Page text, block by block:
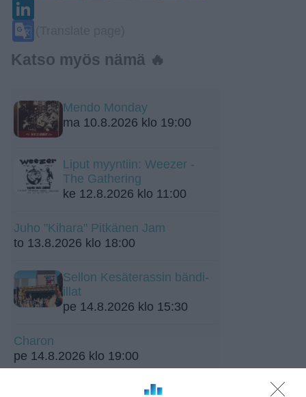
Katso myös nämä 🔥
Mendo Monday
ma 10.8.2026 klo 19:00
Liput myyntiin: Weezer -
The Gathering
ke 12.8.2026 klo 11:00
Juho "Kihara" Pitkänen Jam
to 13.8.2026 klo 18:00
Sellon Kesäterassin bändi-
illat
pe 14.8.2026 klo 15:30
Charon
pe 14.8.2026 klo 19:00
Wallu's Little Friday - Free